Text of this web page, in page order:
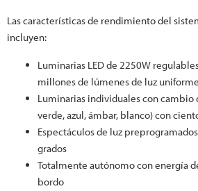
Las características de rendimiento del
incluyen:
Luminarias LED de 2250W
millones de lúmenes de luz
Luminarias individuales con cambio
verde, azul, ámbar, blanco) con
Espectáculos de luz
grados
Totalmente autónomo con energía
bordo